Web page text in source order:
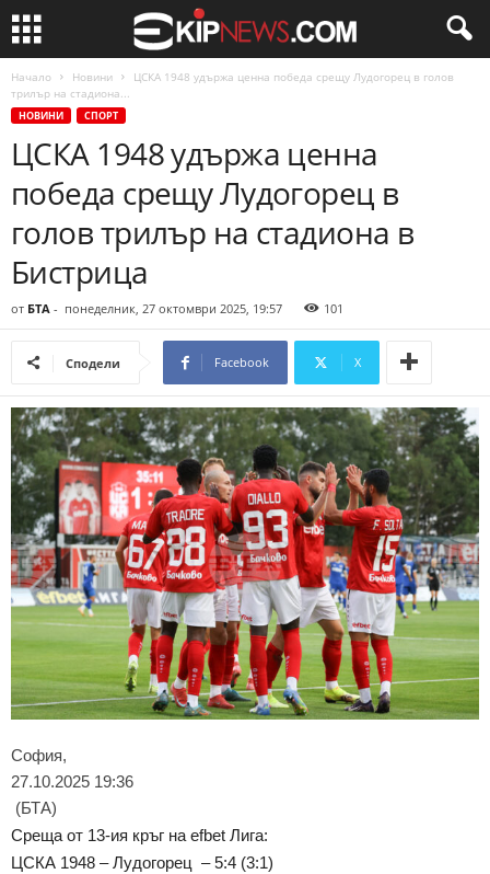
Начало Новини
ЦСКА 1948 удържа ценна победа срещу Лудогорец в голов
трилър на стадиона...
НОВИНИ СПОРТ
ЦСКА 1948 удържа ценна
победа срещу Лудогорец в
голов трилър на стадиона в
Бистрица
от БТА - понеделник, 27 октомври 2025, 19:57 101
Сподели Facebook X
София,
27.10.2025 19:36
(БТА)
Среща от 13-ия кръг на efbet Лига:
ЦСКА 1948 – Лудогорец – 5:4 (3:1)